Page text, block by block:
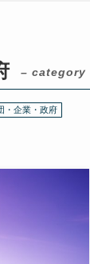
– category
・企業・政府